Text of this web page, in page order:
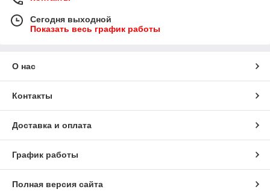
Сегодня выходной
Показать весь график работы
О нас
Контакты
Доставка и оплата
График работы
Полная версия сайта